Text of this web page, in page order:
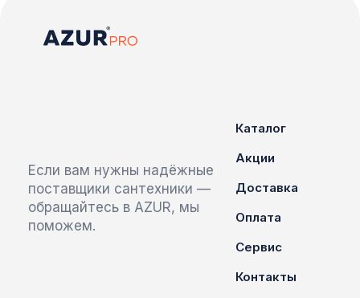
Если вам нужны надёжные
поставщики сантехники —
обращайтесь в AZUR, мы
поможем.
Каталог
Акции
Доставка
Оплата
Сервис
Контакты